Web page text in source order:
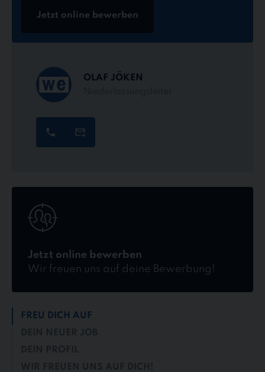
Jetzt online bewerben
OLAF JÖKEN
Jetzt online bewerben
Wir freuen uns auf deine Bewerbung!
online
bewerben
FREU DICH AUF